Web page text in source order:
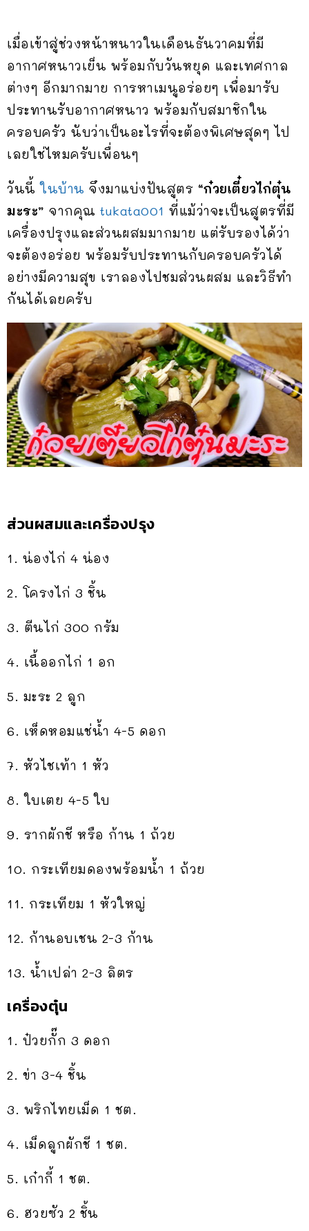
เมื่อเข้าสู่ช่วงหน้าหนาวในเดือนธันวาคมที่มี
อากาศหนาวเย็น พร้อมกับวันหยุด และเทศกาล
ต่างๆ อีกมากมาย การหาเมนูอร่อยๆ เพื่อมารับ
ประทานรับอากาศหนาว พร้อมกับสมาชิกใน
ครอบครัว นับว่าเป็นอะไรที่จะต้องพิเศษสุดๆ ไป
เลยใช่ไหมครับเพื่อนๆ
วันนี้ในบ้าน จึงมาแบ่งปันสูตร “ก๋วยเตี๋ยวไก่ตุ๋น
มะระ” จากคุณ tukata001 ที่แม้ว่าจะเป็นสูตรที่มี
เครื่องปรุงและส่วนผสมมากมาย แต่รับรองได้ว่า
จะต้องอร่อย พร้อมรับประทานกับครอบครัวได้
อย่างมีความสุข เราลองไปชมส่วนผสม และวิธีทำ
กันได้เลยครับ
ส่วนผสมและเครื่องปรุง
1. น่องไก่ 4 น่อง
2. โครงไก่ 3 ชิ้น
3. ตีนไก่ 300 กรัม
4. เนื้ออกไก่ 1 อก
5. มะระ 2 ลูก
6. เห็ดหอมแช่น้ำ 4-5 ดอก
7. หัวไชเท้า 1 หัว
8. ใบเตย 4-5 ใบ
9. รากผักชี หรือ ก้าน 1 ถ้วย
10. กระเทียมดองพร้อมน้ำ 1 ถ้วย
11. กระเทียม 1 หัวใหญ่
12. ก้านอบเชน 2-3 ก้าน
13. น้ำเปล่า 2-3 ลิตร
เครื่องตุ๋น
1. ป๋วยกั๊ก 3 ดอก
2. ข่า 3-4 ชิ้น
3. พริกไทยเม็ด 1 ชต.
4. เม็ดลูกผักชี 1 ชต.
5. เก๋ากี้ 1 ชต.
6. ฮวยซัว 2 ชิ้น